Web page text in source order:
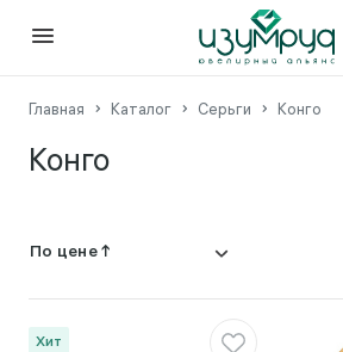
Главная Каталог Серьги Конго
Конго
Хит